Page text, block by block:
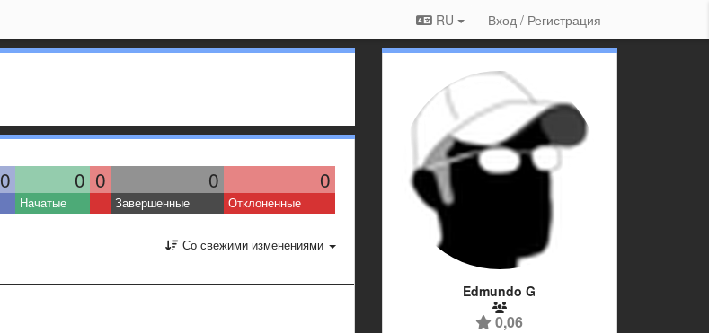
RU Вход / Регистрация
0 0 0 0 0
Начатые Завершенные Отклоненные
Со свежими изменениями
Edmundo G
0,06